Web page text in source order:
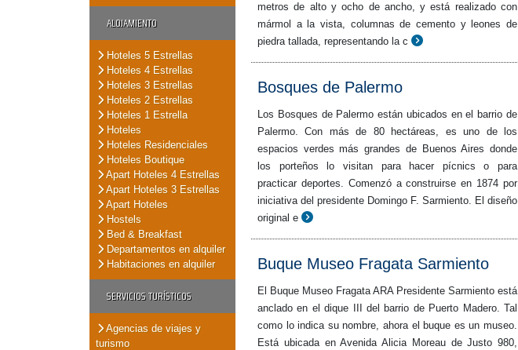
ALOJAMIENTO
Hoteles 5 Estrellas
Hoteles 4 Estrellas
Hoteles 3 Estrellas
Hoteles 2 Estrellas
Hoteles 1 Estrella
Hoteles
Hoteles Residenciales
Hoteles Boutique
Apart Hoteles 4 Estrellas
Apart Hoteles 3 Estrellas
Apart Hoteles
Hostels
Bed & Breakfast
Departamentos en alquiler
Habitaciones en alquiler
SERVICIOS TURÍSTICOS
Agencias de viajes y
turismo
metros de alto y ocho de ancho, y está realizado con
mármol a la vista, columnas de cemento y leones de
piedra tallada, representando la c
Bosques de Palermo
Los Bosques de Palermo están ubicados en el barrio de
Palermo. Con más de 80 hectáreas, es uno de los
espacios verdes más grandes de Buenos Aires donde
los porteños lo visitan para hacer pícnics o para
practicar deportes. Comenzó a construirse en 1874 por
iniciativa del presidente Domingo F. Sarmiento. El diseño
original e
Buque Museo Fragata Sarmiento
El Buque Museo Fragata ARA Presidente Sarmiento está
anclado en el dique III del barrio de Puerto Madero. Tal
como lo indica su nombre, ahora el buque es un museo.
Está ubicada en Avenida Alicia Moreau de Justo 980,